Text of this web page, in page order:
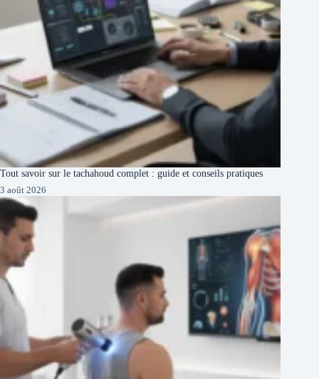
Tout savoir sur le tachahoud complet : guide et conseils pratiques
3 août 2026